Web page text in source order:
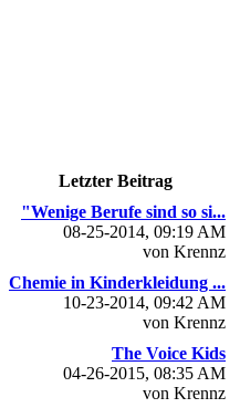
Letzter Beitrag
"Wenige Berufe sind so si...
08-25-2014, 09:19 AM
von Krennz
Chemie in Kinderkleidung ...
10-23-2014, 09:42 AM
von Krennz
The Voice Kids
04-26-2015, 08:35 AM
von Krennz